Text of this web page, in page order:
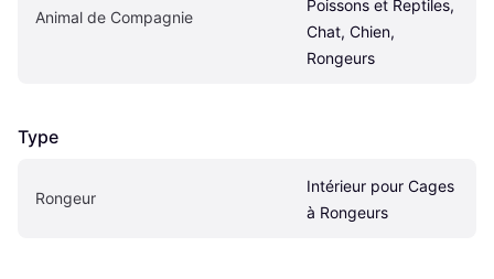
Animal de Compagnie
Poissons et Reptiles,
Chat, Chien,
Rongeurs
Type
Rongeur
Intérieur pour Cages
à Rongeurs